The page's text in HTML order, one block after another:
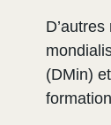
(DMin)